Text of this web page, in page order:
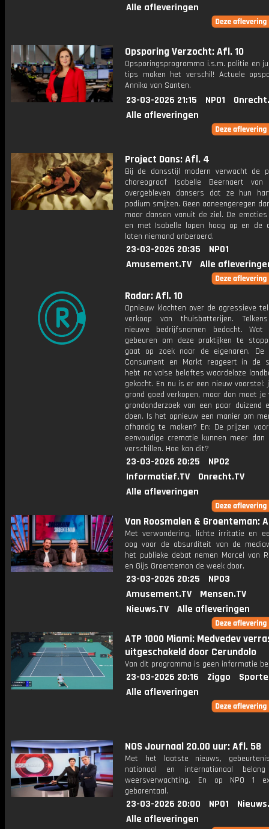
Alle afleveringen
Opsporing Verzocht: Afl. 10
Opsporingsprogramma i.s.m. politie en
tips maken het verschil! Actuele
Anniko van Santen.
23-03-2026 21:15 NPO1
Alle afleveringen
Project Dans: Afl. 4
Bij de dansstijl modern verwacht de
choreograaf Isabelle Beernaert
overgebleven dansers dat ze hun
podium smijten. Geen aaneengeregen
maar dansen vanuit de ziel. De
en met Isabelle lopen hoog op en de
laten niemand onberoerd.
23-03-2026 20:35
NPO1
Amusement.TV
Alle
Radar: Afl. 10
Opnieuw klachten over de agressieve
verkoop van thuisbatterijen.
nieuwe bedrijfsnamen bedacht.
gebeuren om deze praktijken te
gaat op zoek naar de eigenaren. De
Consument en Markt reageert in de
hebt na valse beloftes waardeloze
gekocht. En nu is er een nieuw voorstel:
grond goed verkopen, maar dan moet
grondonderzoek van een paar duizend
doen. Is het opnieuw een manier om
afhandig te maken? En: De prijzen
eenvoudige crematie kunnen meer
verschillen. Hoe kan dit?
23-03-2026 20:25
NPO2
Informatief.TV
Onrecht.TV
Alle afleveringen
Van Roosmalen & Groenteman:
Met verwondering, lichte irritatie en
oog voor de absurditeit van de
het publieke debat nemen Marcel van
en Gijs Groenteman de week door.
23-03-2026 20:25
NPO3
Amusement.TV
Mensen.TV
Nieuws.TV
Alle afleveringen
ATP 1000 Miami: Medvedev
uitgeschakeld door Cerundolo
Van dit programma is geen informatie
23-03-2026 20:16 Ziggo
Alle afleveringen
NOS Journaal 20.00 uur: Afl. 58
Met het laatste nieuws,
nationaal en internationaal
weersverwachting. En op NPO 1
gebarentaal.
23-03-2026 20:00 NPO1
Alle afleveringen